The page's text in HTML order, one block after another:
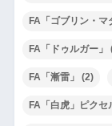
FA「ゴブリン・マ
FA「ドゥルガー」
FA「漸雷」 (2)
FA「白虎」ピクセ